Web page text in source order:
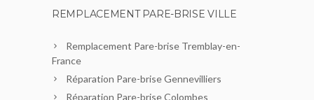
REMPLACEMENT PARE-BRISE VILLE
Remplacement Pare-brise Tremblay-en-
France
Réparation Pare-brise Gennevilliers
Réparation Pare-brise Colombes